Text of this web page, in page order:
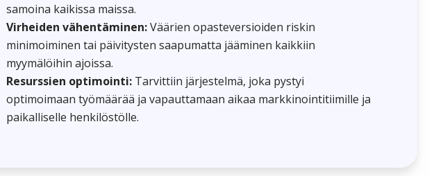
samoina kaikissa maissa.
Virheiden vähentäminen:Väärien opasteversioiden riskin
minimoiminen tai päivitysten saapumatta jääminen kaikkiin
myymälöihin ajoissa.
Resurssien optimointi: Tarvittiin järjestelmä, joka pystyi
optimoimaan työmäärää ja vapauttamaan aikaa markkinointitiimille ja
paikalliselle henkilöstölle.